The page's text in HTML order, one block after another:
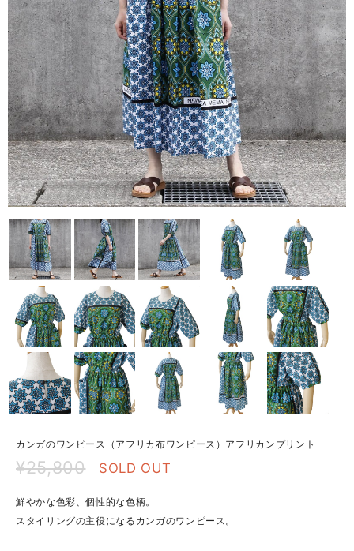
カンガのワンピース（アフリカ布ワンピース）アフリカンプリント
¥25,800 SOLD OUT
鮮やかな色彩、個性的な色柄。
スタイリングの主役になるカンガのワンピース。